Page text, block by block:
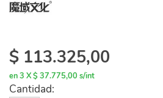
$ 113.325,00
en 3 X $ 37.775,00 s/int
Cantidad: